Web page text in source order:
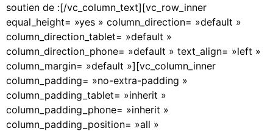
soutien de :[/vc_column_text][vc_row_inner
equal_height= »yes » column_direction= »default »
column_direction_tablet= »default »
column_direction_phone= »default » text_align= »left »
column_margin= »default »][vc_column_inner
column_padding= »no-extra-padding »
column_padding_tablet= »inherit »
column_padding_phone= »inherit »
column_padding_position= »all »